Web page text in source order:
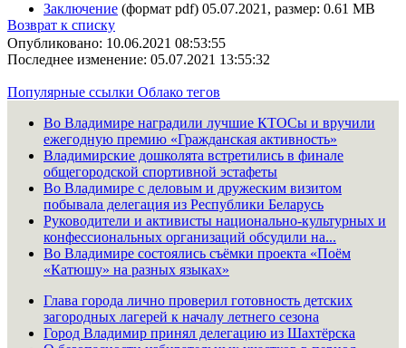
Заключение (формат pdf) 05.07.2021, размер: 0.61 MB
Возврат к списку
Опубликовано: 10.06.2021 08:53:55
Последнее изменение: 05.07.2021 13:55:32
Популярные ссылки Облако тегов
Во Владимире наградили лучшие КТОСы и вручили
ежегодную премию «Гражданская активность»
Владимирские дошколята встретились в финале
общегородской спортивной эстафеты
Во Владимире с деловым и дружеским визитом
побывала делегация из Республики Беларусь
Руководители и активисты национально-культурных и
конфессиональных организаций обсудили на...
Во Владимире состоялись съёмки проекта «Поём
«Катюшу» на разных языках»
Глава города лично проверил готовность детских
загородных лагерей к началу летнего сезона
Город Владимир принял делегацию из Шахтёрска